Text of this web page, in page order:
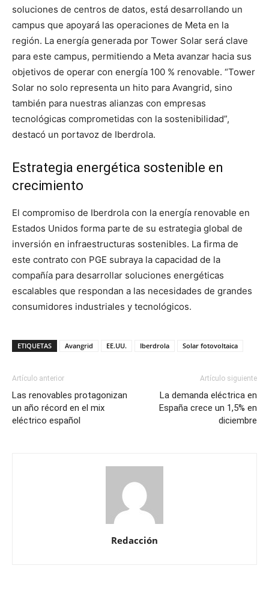
soluciones de centros de datos, está desarrollando un
campus que apoyará las operaciones de Meta en la
región. La energía generada por Tower Solar será clave
para este campus, permitiendo a Meta avanzar hacia sus
objetivos de operar con energía 100 % renovable. “Tower
Solar no solo representa un hito para Avangrid, sino
también para nuestras alianzas con empresas
tecnológicas comprometidas con la sostenibilidad”,
destacó un portavoz de Iberdrola.
Estrategia energética sostenible en
crecimiento
El compromiso de Iberdrola con la energía renovable en
Estados Unidos forma parte de su estrategia global de
inversión en infraestructuras sostenibles. La firma de
este contrato con PGE subraya la capacidad de la
compañía para desarrollar soluciones energéticas
escalables que respondan a las necesidades de grandes
consumidores industriales y tecnológicos.
ETIQUETAS Avangrid EE.UU. Iberdrola Solar fotovoltaica
Artículo anterior
Las renovables protagonizan
un año récord en el mix
eléctrico español
Artículo siguiente
La demanda eléctrica en
España crece un 1,5% en
diciembre
Redacción